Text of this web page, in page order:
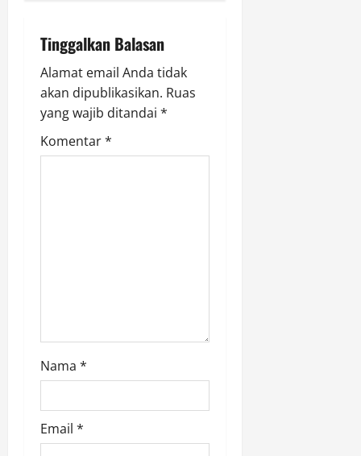
a
t
i
o
Tinggalkan Balasan
Alamat email Anda tidak
akan dipublikasikan. Ruas
yang wajib ditandai *
Komentar*
Nama *
Email *